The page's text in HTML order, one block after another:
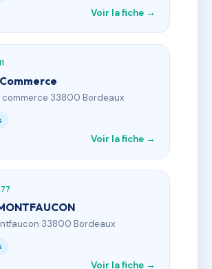
Voir la fiche →
commerce 33800 Bordeaux
Voir la fiche →
33800 Bordeaux
Voir la fiche →